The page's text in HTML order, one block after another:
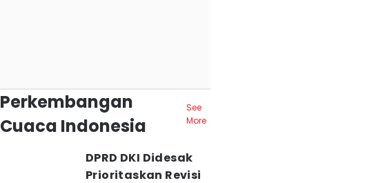
Perkembangan
Cuaca Indonesia
See
More
DPRD DKI Didesak
Prioritaskan Revisi